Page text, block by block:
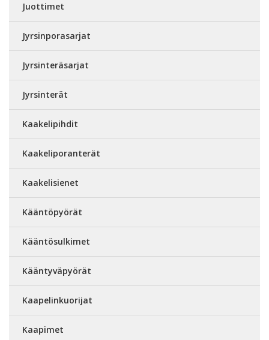
Juottimet
Jyrsinporasarjat
Jyrsinteräsarjat
Jyrsinterät
Kaakelipihdit
Kaakeliporanterät
Kaakelisienet
Kääntöpyörät
Kääntösulkimet
Kääntyväpyörät
Kaapelinkuorijat
Kaapimet